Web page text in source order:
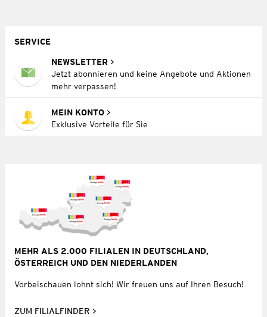
SERVICE
NEWSLETTER
Jetzt abonnieren und keine Angebote und Aktionen
mehr verpassen!
MEIN KONTO
Exklusive Vorteile für Sie
MEHR ALS 2.000 FILIALEN IN DEUTSCHLAND,
ÖSTERREICH UND DEN NIEDERLANDEN
Vorbeischauen lohnt sich! Wir freuen uns auf Ihren Besuch!
ZUM FILIALFINDER